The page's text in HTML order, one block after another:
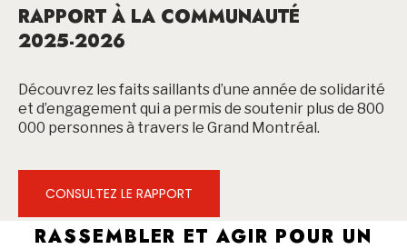
RAPPORT À LA COMMUNAUTÉ
2025-2026
Découvrez les faits saillants d’une année de solidarité
et d’engagement qui a permis de soutenir plus de 800
000 personnes à travers le Grand Montréal.
CONSULTEZ LE RAPPORT
RASSEMBLER ET AGIR POUR UN